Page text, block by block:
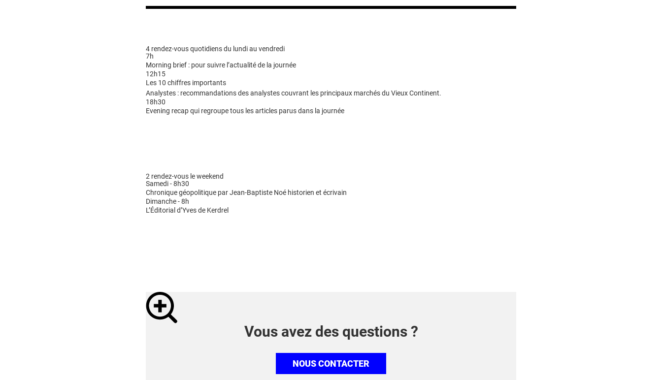
4 rendez-vous quotidiens du lundi au vendredi
7h
Morning brief : pour suivre l’actualité de la journée
12h15
Les 10 chiffres importants
Analystes : recommandations des analystes couvrant les principaux marchés du Vieux Continent.
18h30
Evening recap qui regroupe tous les articles parus dans la journée
2 rendez-vous le weekend
Samedi - 8h30
Chronique géopolitique par Jean-Baptiste Noé historien et écrivain
Dimanche - 8h
L’Éditorial d’Yves de Kerdrel
Vous avez des questions ?
NOUS CONTACTER